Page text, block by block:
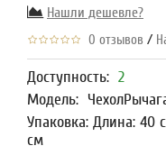
Нашли дешевле?
0 отзывов /
Доступность: 2
Модель:
Упаковка: Длина: 40
см